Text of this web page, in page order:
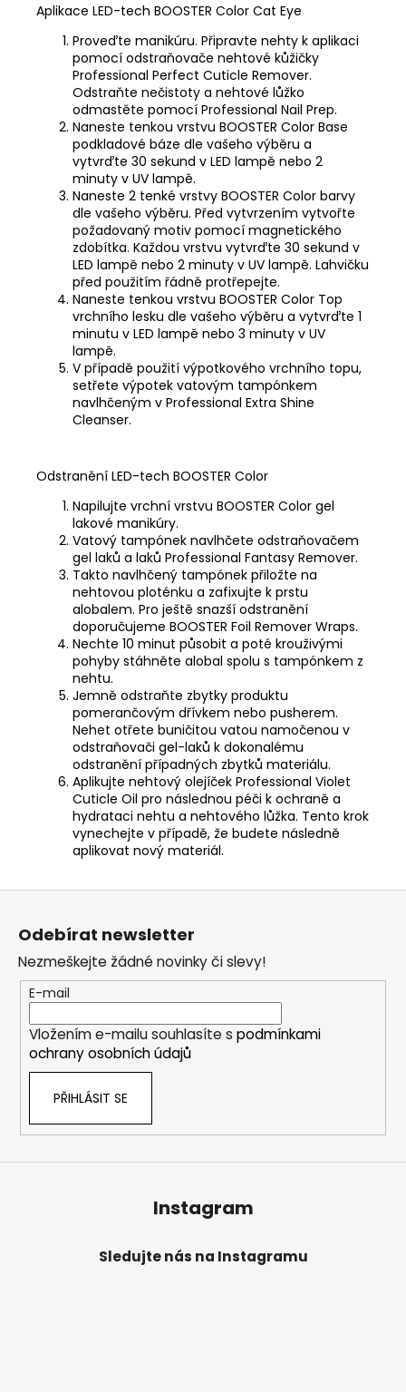
Aplikace LED-tech BOOSTER Color Cat Eye
Proveďte manikúru. Připravte nehty k aplikaci
pomocí odstraňovače nehtové kůžičky
Professional Perfect Cuticle Remover.
Odstraňte nečistoty a nehtové lůžko
odmastěte pomocí Professional Nail Prep.
Naneste tenkou vrstvu BOOSTER Color Base
podkladové báze dle vašeho výběru a
vytvrďte 30 sekund v LED lampě nebo 2
minuty v UV lampě.
Naneste 2 tenké vrstvy BOOSTER Color barvy
dle vašeho výběru. Před vytvrzením vytvořte
požadovaný motiv pomocí magnetického
zdobítka. Každou vrstvu vytvrďte 30 sekund v
LED lampě nebo 2 minuty v UV lampě. Lahvičku
před použitím řádně protřepejte.
Naneste tenkou vrstvu BOOSTER Color Top
vrchního lesku dle vašeho výběru a vytvrďte 1
minutu v LED lampě nebo 3 minuty v UV
lampě.
V případě použití výpotkového vrchního topu,
setřete výpotek vatovým tampónkem
navlhčeným v Professional Extra Shine
Cleanser.
Odstranění LED-tech BOOSTER Color
Napilujte vrchní vrstvu BOOSTER Color gel
lakové manikúry.
Vatový tampónek navlhčete odstraňovačem
gel laků a laků Professional Fantasy Remover.
Takto navlhčený tampónek přiložte na
nehtovou ploténku a zafixujte k prstu
alobalem. Pro ještě snazší odstranění
doporučujeme BOOSTER Foil Remover Wraps.
Nechte 10 minut působit a poté krouživými
pohyby stáhněte alobal spolu s tampónkem z
nehtu.
Jemně odstraňte zbytky produktu
pomerančovým dřívkem nebo pusherem.
Nehet otřete buničitou vatou namočenou v
odstraňovači gel-laků k dokonalému
odstranění případných zbytků materiálu.
Aplikujte nehtový olejíček Professional Violet
Cuticle Oil pro následnou péči k ochraně a
hydrataci nehtu a nehtového lůžka. Tento krok
vynechejte v případě, že budete následně
aplikovat nový materiál.
Z
Odebírat newsletter
Nezmeškejte žádné novinky či slevy!
E-mail
Vložením e-mailu souhlasíte s podmínkami
ochrany osobních údajů
PŘIHLÁSIT SE
Instagram
Sledujte nás na Instagramu